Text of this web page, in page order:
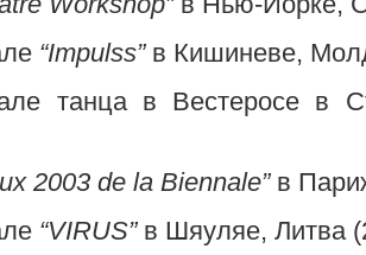
“Impulss”в Кишиневе,
танца в Вестеросе в
2003 de la Biennale”в
“VIRUS” в Шяуляе, Литва